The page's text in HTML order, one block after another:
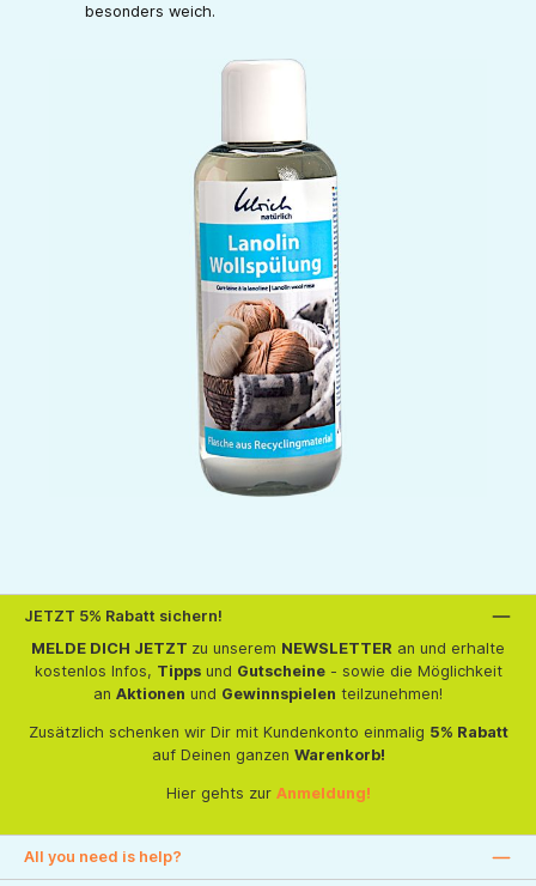
besonders weich.
JETZT 5% Rabatt sichern!
MELDE DICH JETZT zu unserem NEWSLETTER an und erhalte
kostenlos Infos, Tippsund Gutscheine- sowie die Möglichkeit
an Aktionen und Gewinnspielen teilzunehmen!
Zusätzlich schenken wir Dir mit Kundenkonto einmalig 5% Rabatt
auf Deinen ganzen Warenkorb!
Hier gehts zur Anmeldung!
All you need is help?